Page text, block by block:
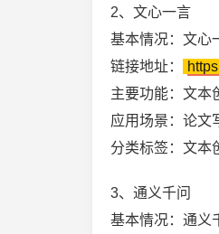
2、文心一言
基本情况：文心
链接地址：
主要功能：文本
应用场景：论文
分类标签：文本
3、通义千问
基本情况：通义